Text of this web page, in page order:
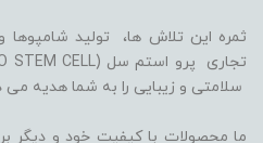
ثمره این تلاش ها، تولید
تجاری پرو استم سل (PRO STEM CELL) و
سلامتی و زیبایی را به شما هدیه می
ما محصولات با کیفیت خود و دیگر